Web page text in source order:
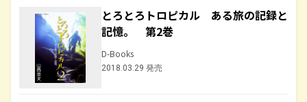
とろとろトロピカル ある旅の記録と
記憶。 第2巻
D-Books
2018.03.29 発売